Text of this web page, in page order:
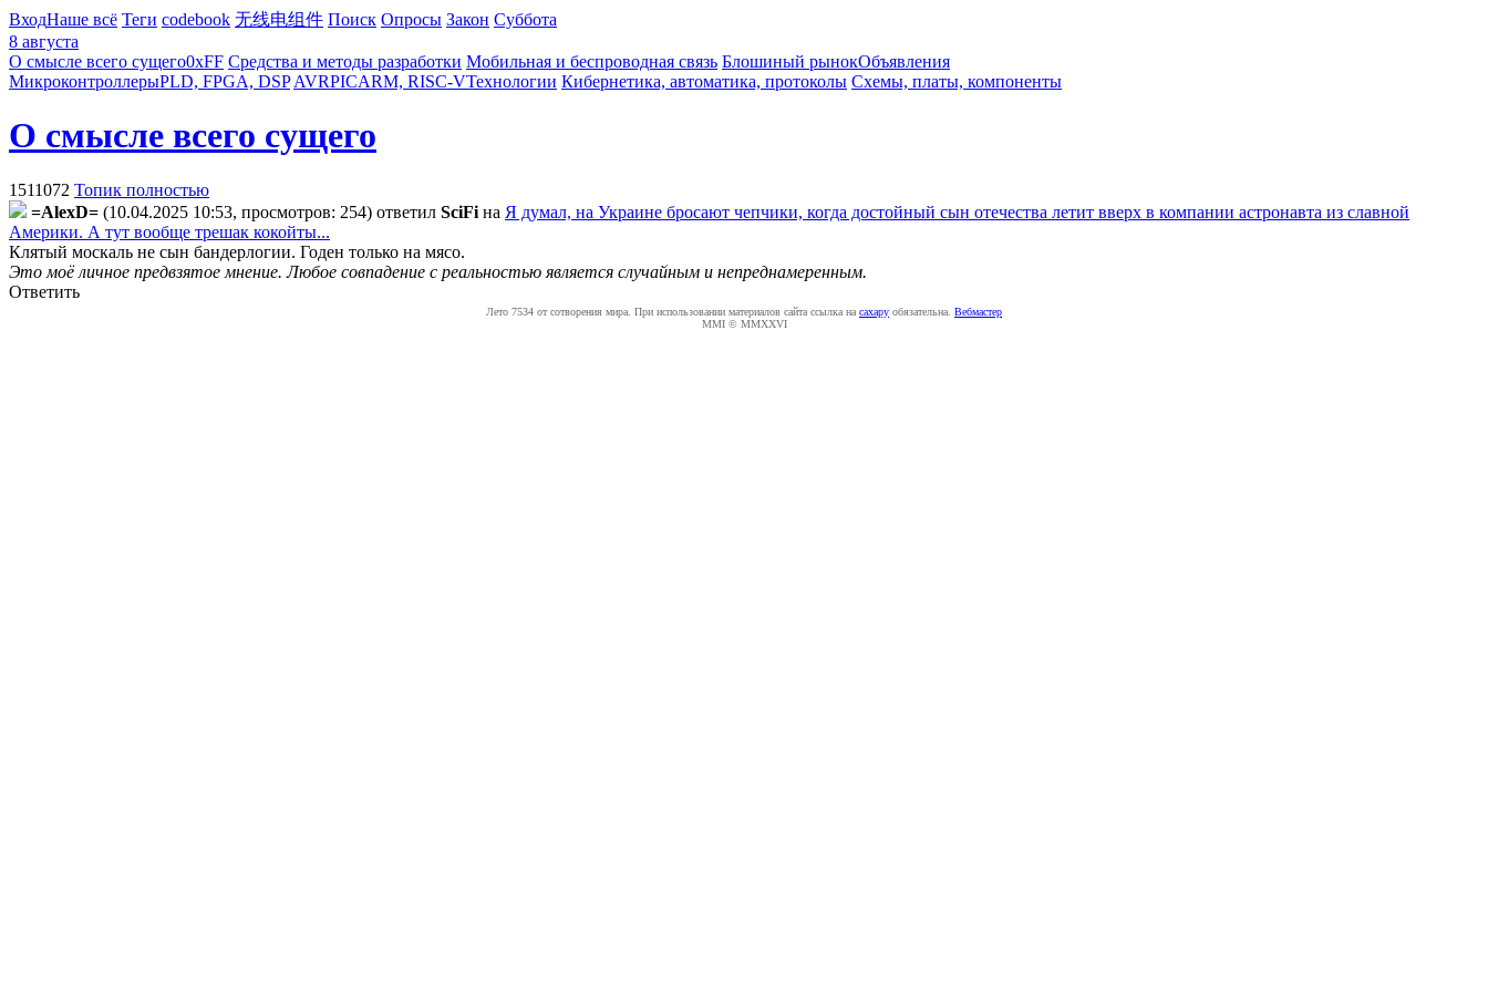
ВходНаше всё Теги codebook 无线电组件 Поиск Опросы Закон Суббота
8 августа
О смысле всего сущего0xFF Средства и методы разработки Мобильная и беспроводная связь Блошиный рынокОбъявления
МикроконтроллерыPLD, FPGA, DSP AVRPICARM, RISC-VТехнологии Кибернетика, автоматика, протоколы Схемы, платы, компоненты
О смысле всего сущего
1511072 Топик полностью
=AlexD= (10.04.2025 10:53, просмотров: 254) ответил SciFi на Я думал, на Украине бросают чепчики, когда достойный сын отечества летит вверх в компании астронавта из славной
Америки. А тут вообще трешак кокойты...
Клятый москаль не сын бандерлогии. Годен только на мясо.
Это моё личное предвзятое мнение. Любое совпадение с реальностью является случайным и непреднамеренным.
Ответить
Лето 7534 от сотворения мира. При использовании материалов сайта ссылка на caxapу обязательна. Вебмастер
MMI © MMXXVI